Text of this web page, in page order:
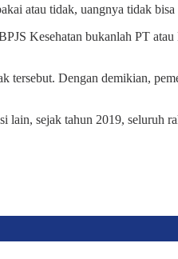
atau tidak, uangnya tidak
Kesehatan bukanlah PT
Dengan demikian,
sejak tahun 2019, seluruh